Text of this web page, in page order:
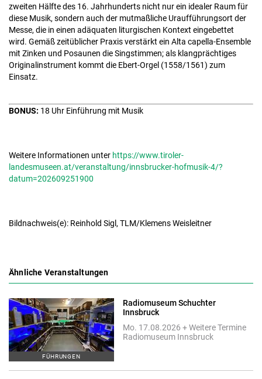
zweiten Hälfte des 16. Jahrhunderts nicht nur ein idealer Raum für
diese Musik, sondern auch der mutmaßliche Uraufführungsort der
Messe, die in einen adäquaten liturgischen Kontext eingebettet
wird. Gemäß zeitüblicher Praxis verstärkt ein Alta capella-Ensemble
mit Zinken und Posaunen die Singstimmen; als klangprächtiges
Originalinstrument kommt die Ebert-Orgel (1558/1561) zum
Einsatz.
BONUS: 18 Uhr Einführung mit Musik
Weitere Informationen unter https://www.tiroler-
landesmuseen.at/veranstaltung/innsbrucker-hofmusik-4/?
datum=202609251900
Bildnachweis(e): Reinhold Sigl, TLM/Klemens Weisleitner
Ähnliche Veranstaltungen
FÜHRUNGEN
Radiomuseum Schuchter
Innsbruck
Mo. 17.08.2026 + Weitere Termine
Radiomuseum Innsbruck